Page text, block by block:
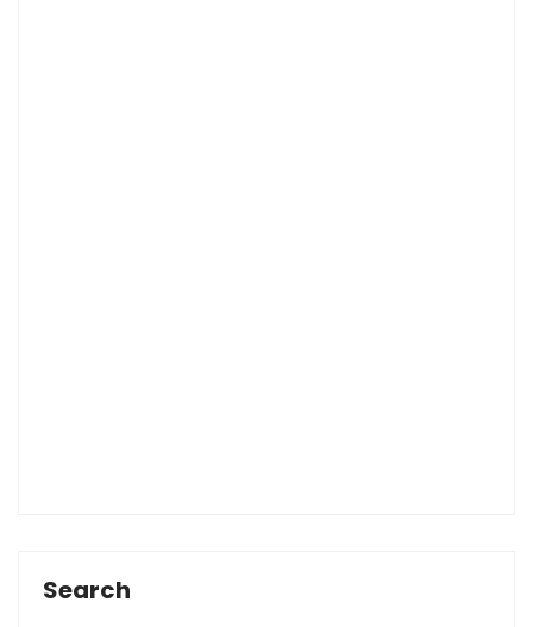
Search